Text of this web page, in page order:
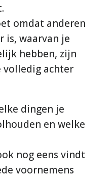
omdat anderen
is, waarvan je
hebben, zijn
volledig achter
dingen je
en welke
nog eens vindt
voornemens